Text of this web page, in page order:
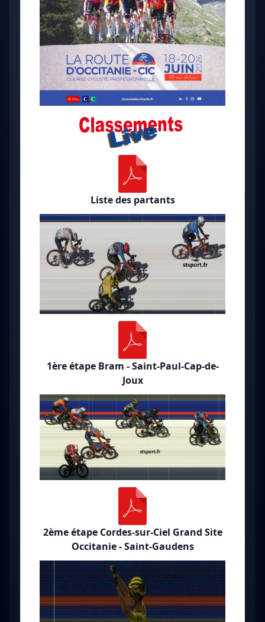
Liste des partants
1ère étape Bram - Saint-Paul-Cap-de-
Joux
2ème étape Cordes-sur-Ciel Grand Site
Occitanie - Saint-Gaudens